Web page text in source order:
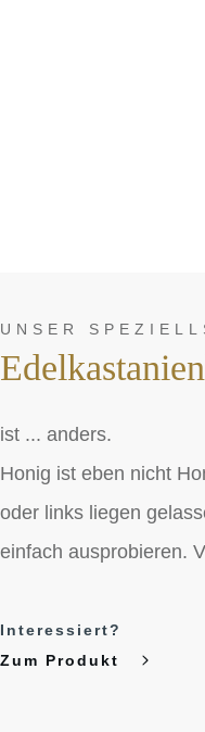
UNSER
ist ... anders.
Honig ist eben nicht
oder links liegen
einfach ausprobieren.
Interessiert?
Zum Produkt